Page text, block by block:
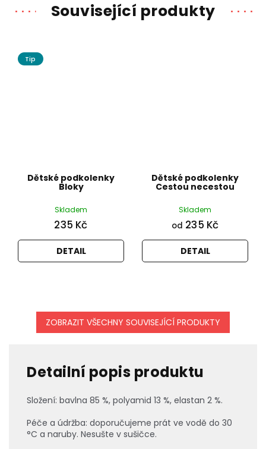
Související produkty
Tip
Dětské podkolenky
Bloky
Skladem
235 Kč
DETAIL
Dětské podkolenky
Cestou necestou
Skladem
od 235 Kč
DETAIL
ZOBRAZIT VŠECHNY SOUVISEJÍCÍ PRODUKTY
Detailní popis produktu
Složení: bavlna 85 %, polyamid 13 %, elastan 2 %.
Péče a údržba: doporučujeme prát ve vodě do 30
°C a naruby. Nesušte v sušičce.